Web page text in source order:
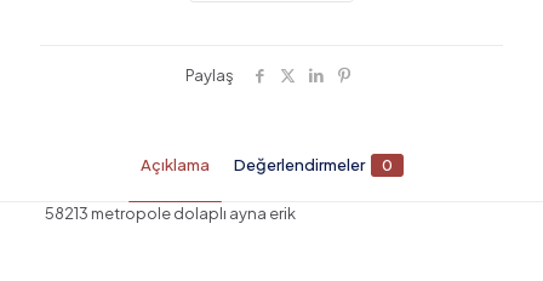
Paylaş
Açıklama Değerlendirmeler 0
58213 metropole dolaplı ayna erik